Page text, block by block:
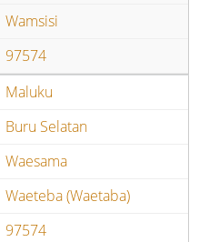
Wamsisi
97574
Maluku
Buru Selatan
Waesama
Waeteba (Waetaba)
97574